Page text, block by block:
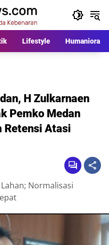
Lifestyle Humaniora
H Zulkarnaen
Pemko Medan
Retensi Atasi
Normalisasi